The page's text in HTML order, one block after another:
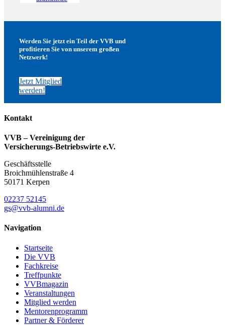
Werden Sie jetzt ein Teil der VVB und
profitieren Sie von unserem großen
Netzwerk!
Jetzt Mitglied
werden!
Kontakt
VVB – Vereinigung der
Versicherungs-Betriebswirte e.V.
Geschäftsstelle
Broichmühlenstraße 4
50171 Kerpen
02237 52145
gs@vvb-alumni.de
Navigation
Startseite
Die VVB
Fachkreise
Treffpunkte
VVBmagazin
Veranstaltungen
Mitglied werden
Mentorenprogramm
Partner & Förderer